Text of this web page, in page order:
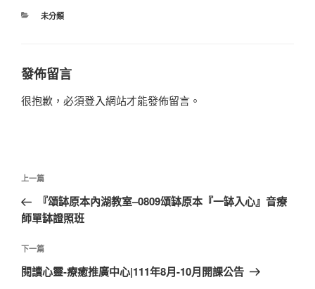
分
未分類
發佈留言
很抱歉，必須登入網站才能發佈留言。
文
導
覽
上
一
篇
章
上一篇
『頌缽原本內湖教室–0809頌缽原本『一缽入心』音療
師單缽證照班
下
一
下一篇
閱讀心靈-療癒推廣中心|111年8月-10月開課公告